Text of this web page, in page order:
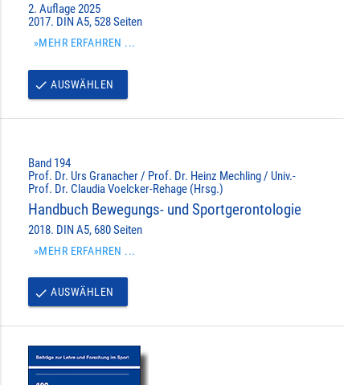
2. Auflage 2025
2017. DIN A5, 528 Seiten
»MEHR ERFAHREN ...
done AUSWÄHLEN
Band 194
Prof. Dr. Urs Granacher / Prof. Dr. Heinz Mechling / Univ.-
Prof. Dr. Claudia Voelcker-Rehage (Hrsg.)
Handbuch Bewegungs- und Sportgerontologie
2018. DIN A5, 680 Seiten
»MEHR ERFAHREN ...
done AUSWÄHLEN